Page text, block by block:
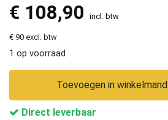
€ 108,90 incl. btw
€ 90 excl. btw
1 op voorraad
Toevoegen in winkelmand
Direct leverbaar